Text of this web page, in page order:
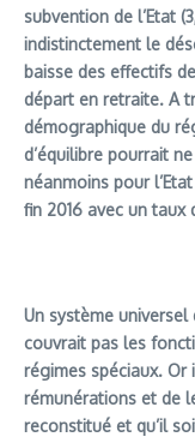
subvention de l’Etat
indistinctement le
baisse des effectifs
départ en retraite. A
démographique du
d’équilibre pourrait
néanmoins pour
fin 2016 avec un taux
Un système universel
couvrait pas les
régimes spéciaux. Or
rémunérations et de
reconstitué et qu’il